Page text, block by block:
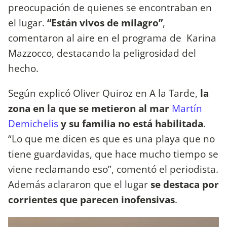
preocupación de quienes se encontraban en
el lugar. “Están vivos de milagro”,
comentaron al aire en el programa de Karina
Mazzocco, destacando la peligrosidad del
hecho.
Según explicó Oliver Quiroz en A la Tarde, la
zona en la que se metieron al mar Martín
Demichelisy su familia no está habilitada.
“Lo que me dicen es que es una playa que no
tiene guardavidas, que hace mucho tiempo se
viene reclamando eso”, comentó el periodista.
Además aclararon que el lugarse destaca por
corrientes que parecen inofensivas.